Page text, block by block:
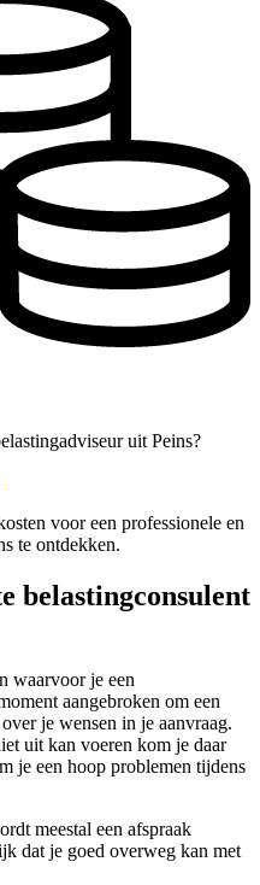
uit Peins?
voor een professionele en
te ontdekken.
belastingconsulent
waarvoor je een
aangebroken om een
je wensen in je aanvraag.
uit kan voeren kom je daar
je een hoop problemen tijdens
meestal een afspraak
dat je goed overweg kan met